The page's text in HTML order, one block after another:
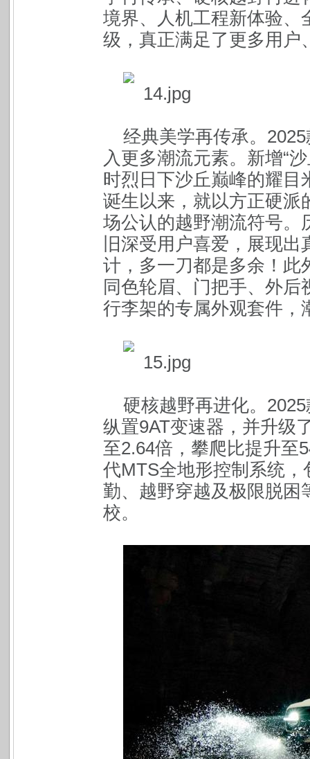
境界、人机工程新体验、
级，真正满足了更多用户
经典美学再传承。
入更多潮流元素。新增“
时烈日下沙丘巅峰的耀目
诞生以来，就以方正硬派
场公认的越野潮流符号。
旧深受用户喜爱，展现
计，多一刀都是多余！此
同色轮眉、门把手、外
行李架的专属外观套件，
硬核越野再进化。
纵置9AT变速器，并升级
至2.64倍，攀爬比提升至
代MTS全地形控制系统
勤、越野穿越及极限脱困
校。